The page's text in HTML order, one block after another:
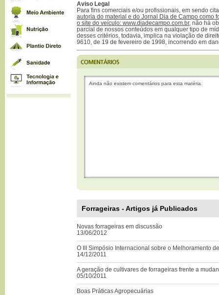
Aviso Legal
Para fins comerciais e/ou profissionais, em sendo
autoria do material e do Jornal Dia de Campo como
o site do veículo: www.diadecampo.com.br, não há
parcial de nossos conteúdos em qualquer tipo de
desses critérios, todavia, implica na violação de
9610, de 19 de fevereiro de 1998, incorrendo em
Ainda não existem comentários para esta matéria.
Forrageiras - Artigos já Publicados
Novas forrageiras em discussão
13/06/2012
O III Simpósio Internacional sobre o Melhoramento
14/12/2011
A geração de cultivares de forrageiras frente a
05/10/2011
Boas Práticas Agropecuárias